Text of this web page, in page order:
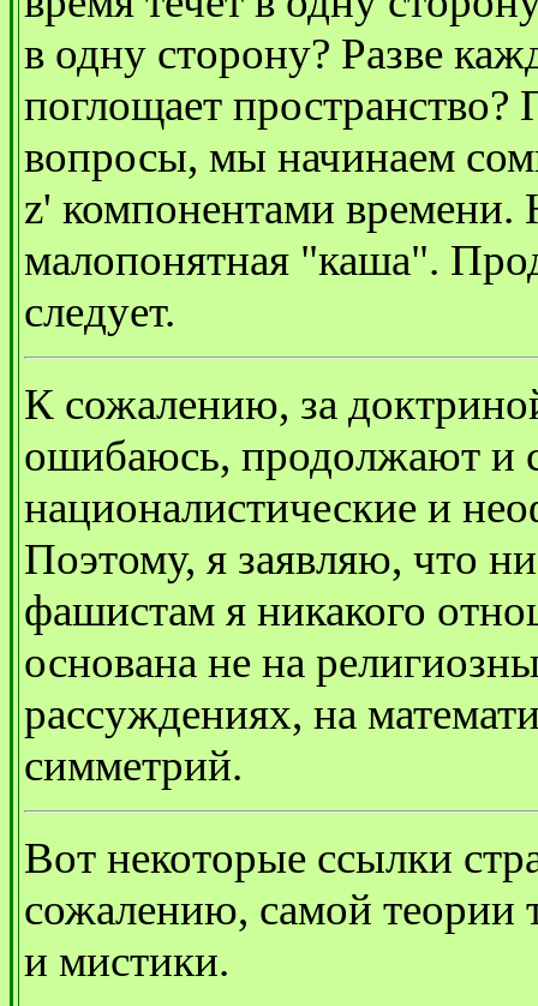
в одну сторону? Разве
поглощает пространство?
вопросы, мы начинаем
z' компонентами времени.
малопонятная "каша".
следует.
К сожалению, за
ошибаюсь, продолжают и
националистические и
Поэтому, я заявляю, что
фашистам я никакого
основана не на
рассуждениях, на
симметрий.
Вот некоторые ссылки
сожалению, самой теории
и мистики.